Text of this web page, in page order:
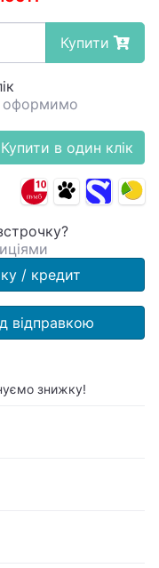
Купити
оформимо
Купити в один клік
/ кредит
відправкою
знижку!